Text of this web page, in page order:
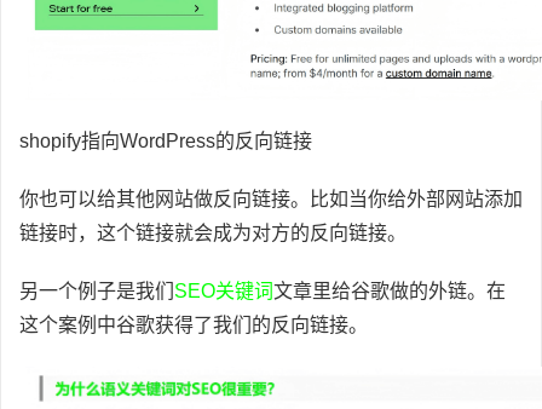
shopify指向WordPress的反向链接
你也可以给其他网站做反向链接。比如当你给外部网站添加
链接时，这个链接就会成为对方的反向链接。
另一个例子是我们 SEO关键词文章里给谷歌做的外链。在
这个案例中谷歌获得了我们的反向链接。